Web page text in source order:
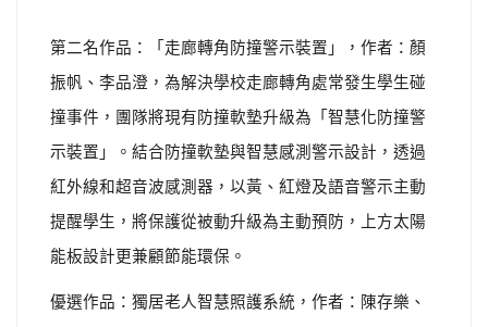
第二名作品：「走廊轉角防撞警示裝置」，作者：顏
振帆、李品澄，為解決學校走廊轉角處常發生學生碰
撞事件，團隊將現有防撞軟墊升級為「智慧化防撞警
示裝置」。結合防撞軟墊與智慧感測警示設計，透過
紅外線和超音波感測器，以黃、紅燈及語音警示主動
提醒學生，將保護從被動升級為主動預防，上方太陽
能板設計更兼顧節能環保。
優選作品：獨居老人智慧照護系統，作者：陳存樂、